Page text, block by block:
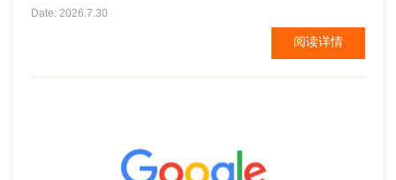
本较低的方式就是谷歌SEO。那么谷歌SEO到底该如
下首页的权重最高，也是企业获得核心关键词排名的
Date: 2026.7.30
阅读详情